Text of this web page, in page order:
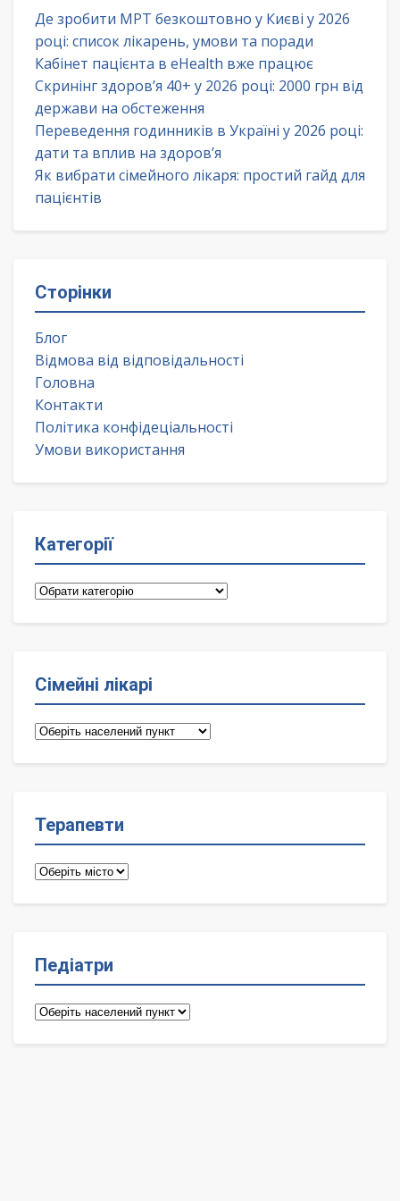
Де зробити МРТ безкоштовно у Києві у 2026
році: список лікарень, умови та поради
Кабінет пацієнта в eHealth вже працює
Скринінг здоров’я 40+ у 2026 році: 2000 грн від
держави на обстеження
Переведення годинників в Україні у 2026 році:
дати та вплив на здоров’я
Як вибрати сімейного лікаря: простий гайд для
пацієнтів
Сторінки
Блог
Відмова від відповідальності
Головна
Контакти
Політика конфідеціальності
Умови використання
Категорії
Категорії
Сімейні лікарі
Сімейні
Терапевти
Терапевти
Педіатри
Педіатри